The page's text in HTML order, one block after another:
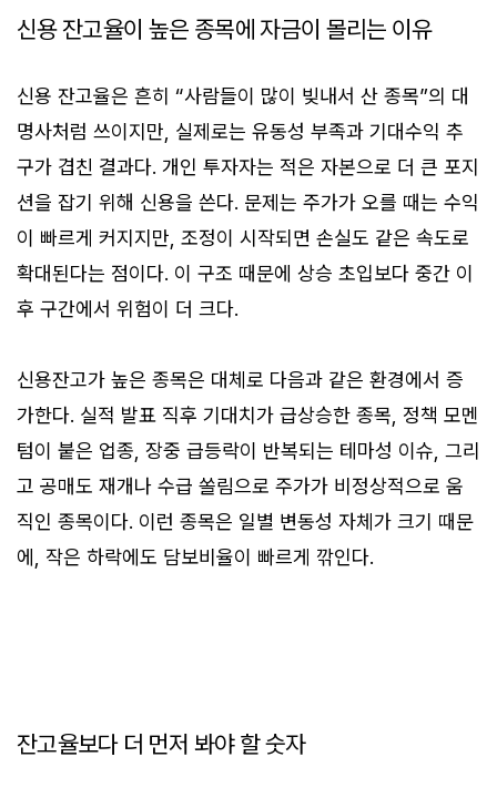
신용 잔고율이 높은 종목에 자금이 몰리는 이유
신용 잔고율은 흔히 “사람들이 많이 빚내서 산 종목”의 대
명사처럼 쓰이지만, 실제로는 유동성 부족과 기대수익 추
구가 겹친 결과다. 개인 투자자는 적은 자본으로 더 큰 포지
션을 잡기 위해 신용을 쓴다. 문제는 주가가 오를 때는 수익
이 빠르게 커지지만, 조정이 시작되면 손실도 같은 속도로
확대된다는 점이다. 이 구조 때문에 상승 초입보다 중간 이
후 구간에서 위험이 더 크다.
신용잔고가 높은 종목은 대체로 다음과 같은 환경에서 증
가한다. 실적 발표 직후 기대치가 급상승한 종목, 정책 모멘
텀이 붙은 업종, 장중 급등락이 반복되는 테마성 이슈, 그리
고 공매도 재개나 수급 쏠림으로 주가가 비정상적으로 움
직인 종목이다. 이런 종목은 일별 변동성 자체가 크기 때문
에, 작은 하락에도 담보비율이 빠르게 깎인다.
잔고율보다 더 먼저 봐야 할 숫자